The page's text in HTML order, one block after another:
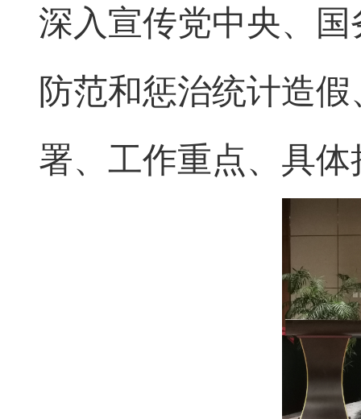
深入宣传党中央、
防范和惩治统计造
署、工作重点、具体